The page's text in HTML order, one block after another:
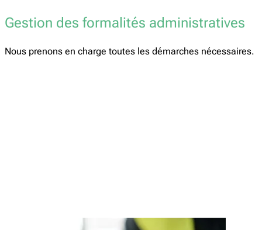
Gestion des formalités administratives
Nous prenons en charge toutes les démarches nécessaires.